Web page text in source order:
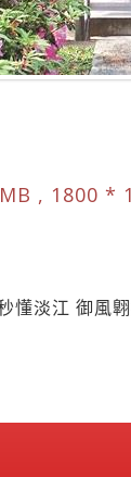
, 1800 *
懂淡江 御風